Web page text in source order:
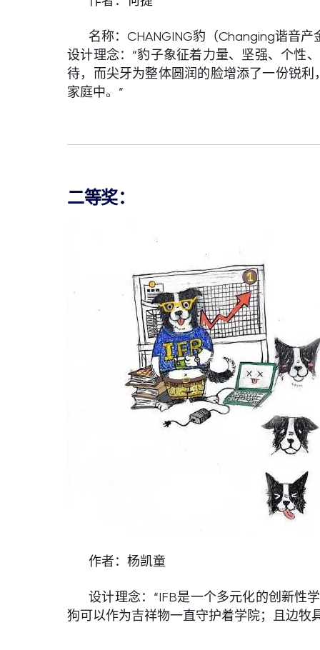
名称：CHANGING豹（Changing谐音产
设计理念：“豹子象征着力量、坚强、个性
待，而尖牙为整体圆润的脸增添了一份锐
家庭中。”
二等奖：
作者：杨凯童
设计理念：“IFB是一个多元化的创新性
狗可以作为吉祥物一直守护着学院；且边牧